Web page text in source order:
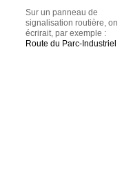
Sur un panneau de
signalisation routière, on
écrirait, par exemple :
Route du Parc-Industriel